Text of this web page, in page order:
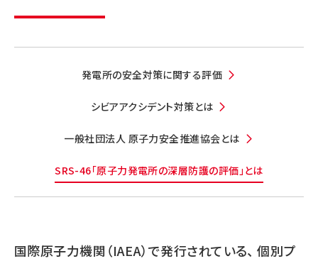
発電所の安全対策に関する評価
シビアアクシデント対策とは
一般社団法人 原子力安全推進協会とは
SRS-46「原子力発電所の深層防護の評価」とは
国際原子力機関（IAEA）で発行されている、 個別プ